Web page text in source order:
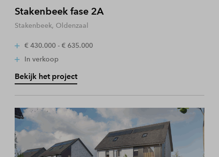
Stakenbeek fase 2A
Stakenbeek, Oldenzaal
€ 430.000 - € 635.000
In verkoop
Bekijk het project